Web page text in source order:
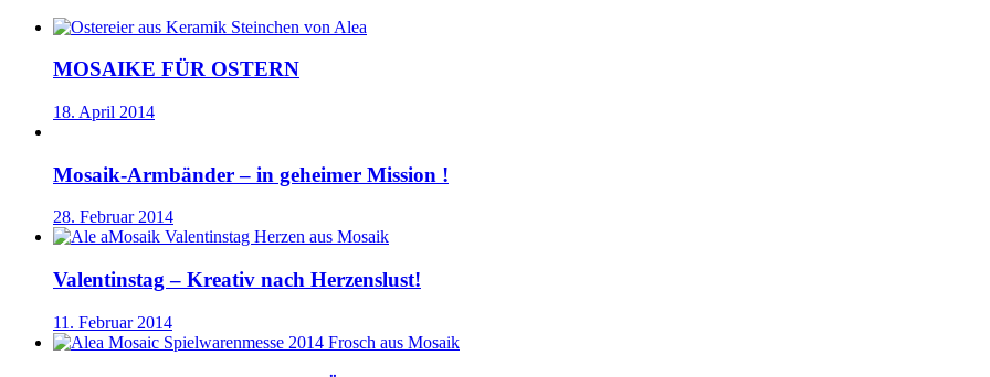
MOSAIKE FÜR OSTERN
18. April 2014
Mosaik-Armbänder – in geheimer Mission !
28. Februar 2014
Valentinstag – Kreativ nach Herzenslust!
11. Februar 2014